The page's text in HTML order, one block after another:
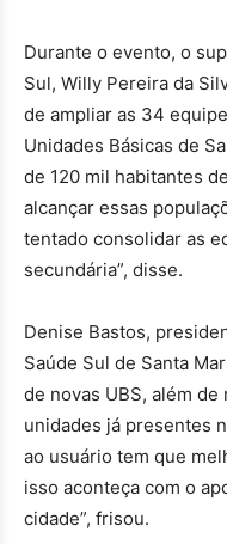
Durante o evento, o
Sul, Willy Pereira da
de ampliar as 34
Unidades Básicas de
de 120 mil habitantes
alcançar essas
tentado consolidar as
secundária”, disse.
Denise Bastos,
Saúde Sul de Santa
de novas UBS, além
unidades já presentes
ao usuário tem que
isso aconteça com o
cidade”, frisou.